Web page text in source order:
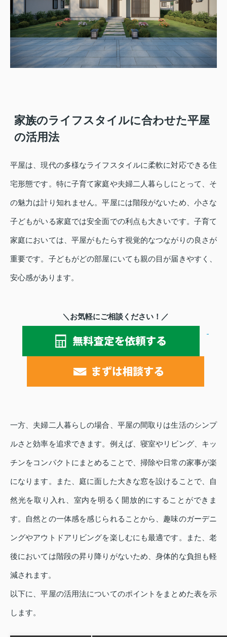
家族のライフスタイルに合わせた平屋
の活用法
平屋は、現代の多様なライフスタイルに柔軟に対応できる住
宅形態です。特に子育て家庭や夫婦二人暮らしにとって、そ
の魅力は計り知れません。平屋には階段がないため、小さな
子どもがいる家庭では安全面での利点も大きいです。子育て
家庭においては、平屋がもたらす視覚的なつながりの良さが
重要です。子どもがどの部屋にいても親の目が届きやすく、
安心感があります。
＼お気軽にご相談ください！／
一方、夫婦二人暮らしの場合、平屋の間取りは生活のシンプ
ルさと効率を追求できます。例えば、寝室やリビング、キッ
チンをコンパクトにまとめることで、掃除や日常の家事が楽
になります。また、庭に面した大きな窓を設けることで、自
然光を取り入れ、室内を明るく開放的にすることができま
す。自然との一体感を感じられることから、趣味のガーデニ
ングやアウトドアリビングを楽しむにも最適です。また、老
後においては階段の昇り降りがないため、身体的な負担も軽
減されます。
以下に、平屋の活用法についてのポイントをまとめた表を示
します。